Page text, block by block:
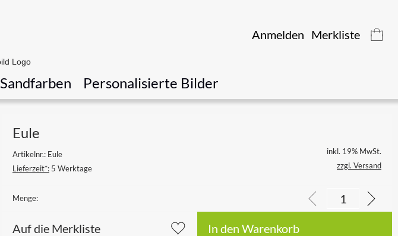
Anmelden Merkliste
Sandfarben Personalisierte Bilder
Eule
Artikelnr.: Eule
Lieferzeit*: 5 Werktage
inkl. 19% MwSt.
zzgl. Versand
Menge:
Auf die Merkliste In den Warenkorb